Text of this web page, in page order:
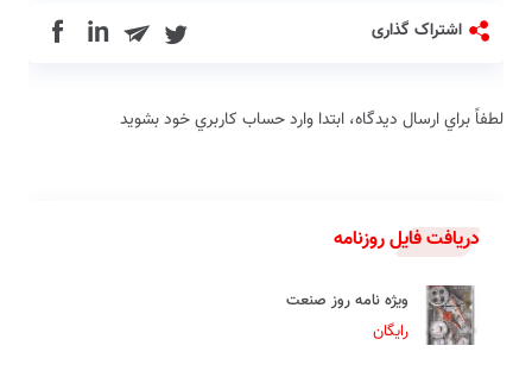
اشتراک گذاری in
لطفاً براي ارسال دیدگاه، ابتدا وارد حساب كاربري خود بشويد
دریافت فایل روزنامه
ویژه نامه روز صنعت
رایگان